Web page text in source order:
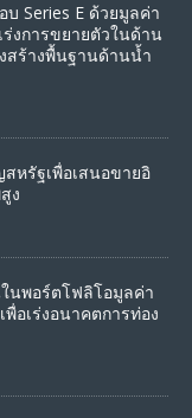
Series E ด้วยมูลค่า
งการขยายตัวในด้าน
สร้างพื้นฐานด้านน้ำ
หรัฐเพื่อเสนอขายอิ
ง
ในพอร์ตโฟลิโอมูลค่า
อเร่งอนาคตการท่อง